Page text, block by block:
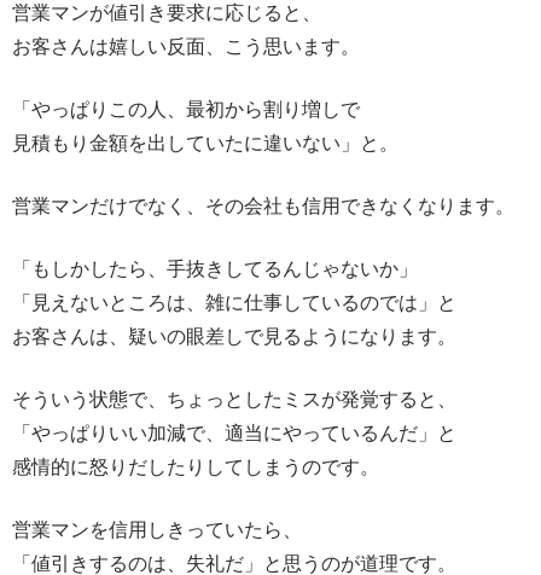
営業マンが値引き要求に応じると、
お客さんは嬉しい反面、こう思います。
「やっぱりこの人、最初から割り増しで
見積もり金額を出していたに違いない」と。
営業マンだけでなく、その会社も信用できなくなります。
「もしかしたら、手抜きしてるんじゃないか」
「見えないところは、雑に仕事しているのでは」と
お客さんは、疑いの眼差しで見るようになります。
そういう状態で、ちょっとしたミスが発覚すると、
「やっぱりいい加減で、適当にやっているんだ」と
感情的に怒りだしたりしてしまうのです。
営業マンを信用しきっていたら、
「値引きするのは、失礼だ」と思うのが道理です。